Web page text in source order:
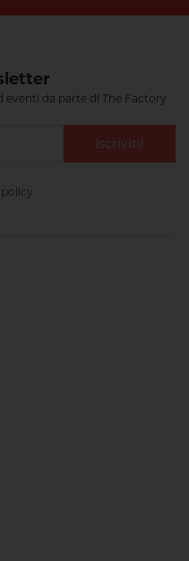
eventi da parte di The Factory
Iscriviti!